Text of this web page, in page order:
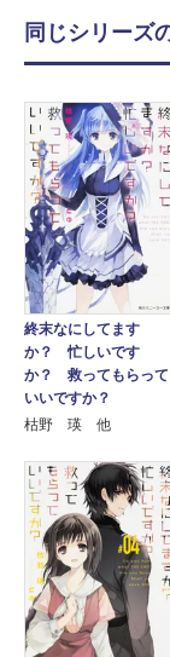
同じシリーズ
終末なにしてます
か？ 忙しいです
か？ 救ってもらって
いいですか？
枯野 瑛 他